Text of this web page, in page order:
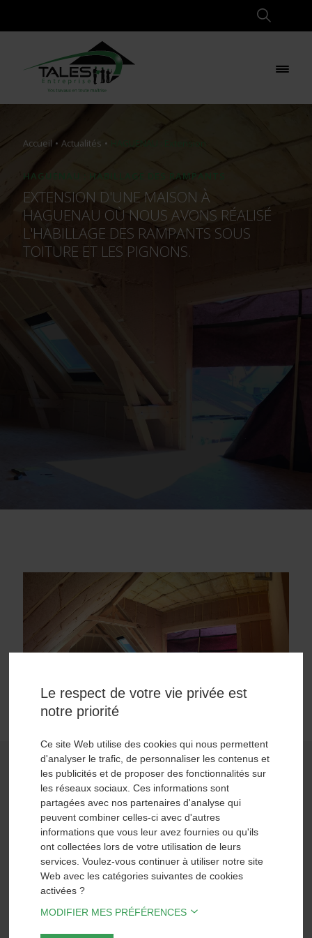
Accueil Actualités
HAGUENAU : HABILLAGE DES RAMPANTS
EXTENSION D'UNE MAISON À
HAGUENAU OÙ NOUS AVONS RÉALISÉ
L'HABILLAGE DES RAMPANTS SOUS
TOITURE ET LES PIGNONS.
POLITIQUE DE
CONFIDENTIALITÉ
Le respect de votre vie privée est
notre priorité
Ce site Web utilise des cookies qui nous permettent
d'analyser le trafic, de personnaliser les contenus et
les publicités et de proposer des fonctionnalités sur
les réseaux sociaux. Ces informations sont
partagées avec nos partenaires d'analyse qui
peuvent combiner celles-ci avec d'autres
informations que vous leur avez fournies ou qu'ils
ont collectées lors de votre utilisation de leurs
services. Voulez-vous continuer à utiliser notre site
Web avec les catégories suivantes de cookies
activées ?
MODIFIER MES PRÉFÉRENCES